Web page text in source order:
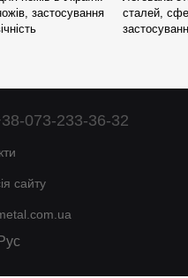
застосування
сталей,
073-233-36-32
сайту
Рус